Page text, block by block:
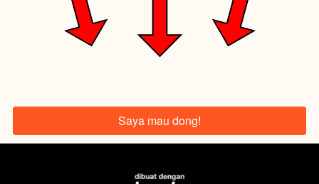
`
Saya mau dong!